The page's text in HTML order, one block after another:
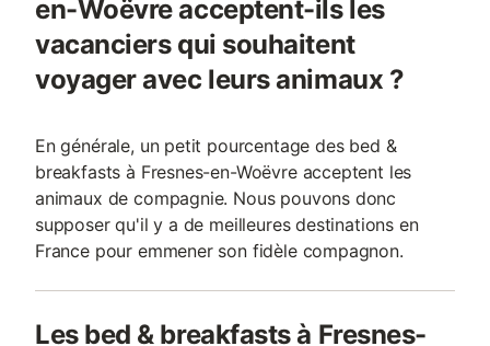
en-Woëvre acceptent-ils les
vacanciers qui souhaitent
voyager avec leurs animaux ?
En générale, un petit pourcentage des bed &
breakfasts à Fresnes-en-Woëvre acceptent les
animaux de compagnie. Nous pouvons donc
supposer qu'il y a de meilleures destinations en
France pour emmener son fidèle compagnon.
Les bed & breakfasts à Fresnes-